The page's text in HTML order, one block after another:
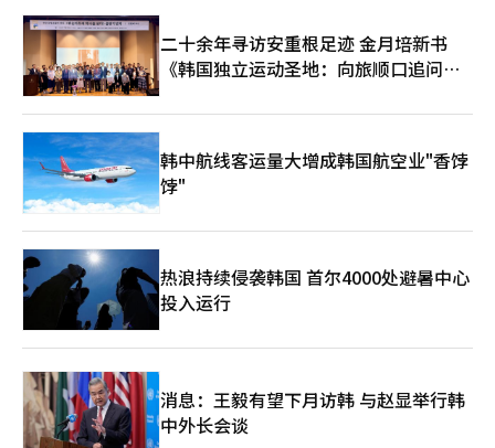
二十余年寻访安重根足迹 金月培新书
《韩国独立运动圣地：向旅顺口追问历
韩中航线客运量大增成韩国航空业"香饽
饽"
热浪持续侵袭韩国 首尔4000处避暑中心
投入运行
消息：王毅有望下月访韩 与赵显举行韩
中外长会谈